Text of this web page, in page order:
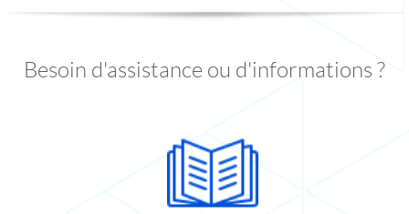
Besoin d'assistance ou d'informations ?